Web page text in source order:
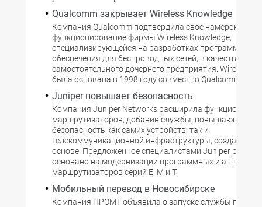
Qualcomm закрывает Wireless Knowledge
Компания Qualcomm подтвердила свое намерение
функционирование фирмы Wireless Knowledge,
специализирующейся на разработках программного
обеспечения для беспроводных сетей, в качестве
самостоятельного дочернего предприятия. Wireless
была основана в 1998 году совместно Qualcomm и
Juniper повышает безопасность
Компания Juniper Networks расширила
маршрутизаторов, добавив службы, повышающие
безопасность как самих устройств, так и
телекоммуникационной инфраструктуры, созданной
основе. Предложенное специалистами Juniper
основано на модернизации программных и
маршрутизаторов серий E, M и T.
Мобильный перевод в Новосибирске
Компания ПРОМТ объявила о запуске службы